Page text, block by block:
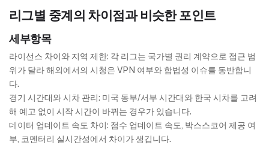
리그별 중계의 차이점과 비슷한 포인트
세부항목
라이선스 차이와 지역 제한: 각 리그는 국가별 권리 계약으로 접근 범
위가 달라 해외에서의 시청은 VPN 여부와 합법성 이슈를 동반합니
다.
경기 시간대와 시차 관리: 미국 동부/서부 시간대와 한국 시차를 고려
해 예고 없이 시작 시간이 바뀌는 경우가 있습니다.
데이터 업데이트 속도 차이: 점수 업데이트 속도, 박스스코어 제공 여
부, 코멘터리 실시간성에서 차이가 생깁니다.